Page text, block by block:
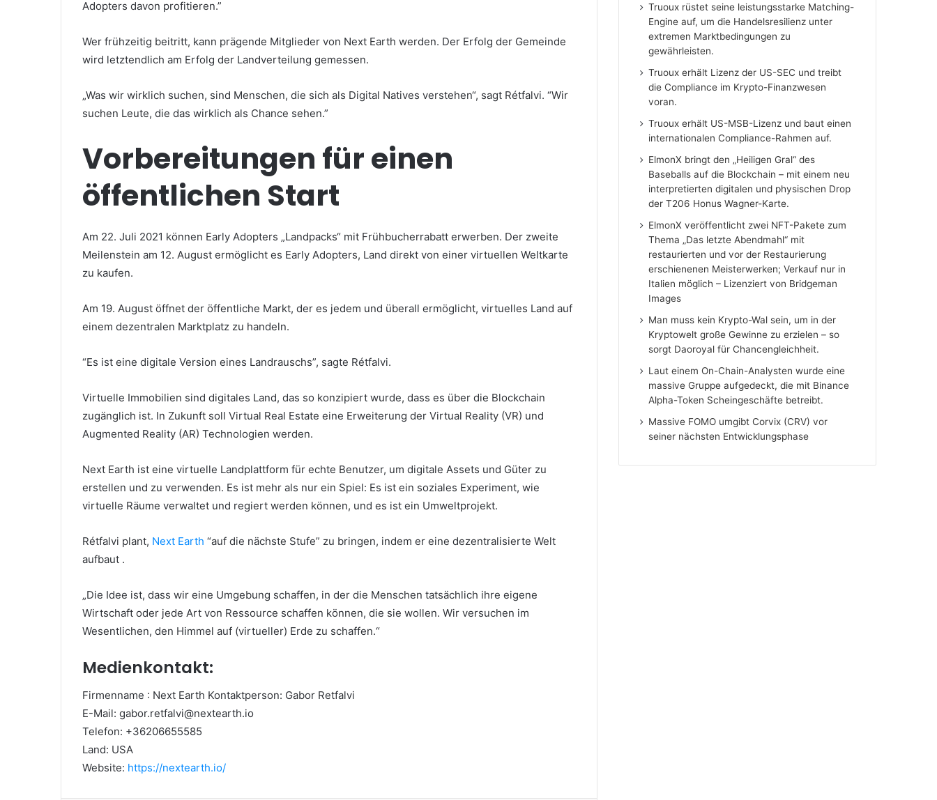
Adopters davon profitieren.”
Wer frühzeitig beitritt, kann prägende Mitglieder von Next Earth werden. Der Erfolg der Gemeinde
wird letztendlich am Erfolg der Landverteilung gemessen.
„Was wir wirklich suchen, sind Menschen, die sich als Digital Natives verstehen“, sagt Rétfalvi. “Wir
suchen Leute, die das wirklich als Chance sehen.”
Vorbereitungen für einen
öffentlichen Start
Am 22. Juli 2021 können Early Adopters „Landpacks“ mit Frühbucherrabatt erwerben. Der zweite
Meilenstein am 12. August ermöglicht es Early Adopters, Land direkt von einer virtuellen Weltkarte
zu kaufen.
Am 19. August öffnet der öffentliche Markt, der es jedem und überall ermöglicht, virtuelles Land auf
einem dezentralen Marktplatz zu handeln.
“Es ist eine digitale Version eines Landrauschs”, sagte Rétfalvi.
Virtuelle Immobilien sind digitales Land, das so konzipiert wurde, dass es über die Blockchain
zugänglich ist. In Zukunft soll Virtual Real Estate eine Erweiterung der Virtual Reality (VR) und
Augmented Reality (AR) Technologien werden.
Next Earth ist eine virtuelle Landplattform für echte Benutzer, um digitale Assets und Güter zu
erstellen und zu verwenden. Es ist mehr als nur ein Spiel: Es ist ein soziales Experiment, wie
virtuelle Räume verwaltet und regiert werden können, und es ist ein Umweltprojekt.
Rétfalvi plant, Next Earth “auf die nächste Stufe” zu bringen, indem er eine dezentralisierte Welt
aufbaut .
„Die Idee ist, dass wir eine Umgebung schaffen, in der die Menschen tatsächlich ihre eigene
Wirtschaft oder jede Art von Ressource schaffen können, die sie wollen. Wir versuchen im
Wesentlichen, den Himmel auf (virtueller) Erde zu schaffen.“
Medienkontakt:
Firmenname : Next Earth Kontaktperson: Gabor Retfalvi
E-Mail: gabor.retfalvi@nextearth.io
Telefon: +36206655585
Land: USA
Website: https://nextearth.io/
Truoux rüstet seine leistungsstarke Matching-
Engine auf, um die Handelsresilienz unter
extremen Marktbedingungen zu
gewährleisten.
Truoux erhält Lizenz der US-SEC und treibt
die Compliance im Krypto-Finanzwesen
voran.
Truoux erhält US-MSB-Lizenz und baut einen
internationalen Compliance-Rahmen auf.
ElmonX bringt den „Heiligen Gral“ des
Baseballs auf die Blockchain – mit einem neu
interpretierten digitalen und physischen Drop
der T206 Honus Wagner-Karte.
ElmonX veröffentlicht zwei NFT-Pakete zum
Thema „Das letzte Abendmahl“ mit
restaurierten und vor der Restaurierung
erschienenen Meisterwerken; Verkauf nur in
Italien möglich – Lizenziert von Bridgeman
Images
Man muss kein Krypto-Wal sein, um in der
Kryptowelt große Gewinne zu erzielen – so
sorgt Daoroyal für Chancengleichheit.
Laut einem On-Chain-Analysten wurde eine
massive Gruppe aufgedeckt, die mit Binance
Alpha-Token Scheingeschäfte betreibt.
Massive FOMO umgibt Corvix (CRV) vor
seiner nächsten Entwicklungsphase